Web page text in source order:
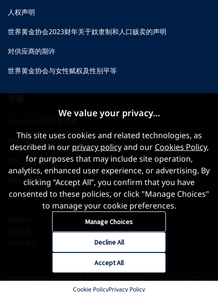
人权声明
世界黄金协会2023财年关于奴隶制和人口贩卖的声明
对供应商的期许
世界黄金协会与女性赋权及性别平等
网站Cookies
条款与条件
©2026 世界黄金协会 版权所有
We value your privacy...
This site uses cookies and related technologies, as
described in our privacy policyand our Cookies Policy,
for purposes that may include site operation,
analytics, enhanced user experience, or advertising. By
clicking “Accept All”, you confirm that you have
consented to these policies, or click "Manage Choices"
to manage your cookie preferences.
Manage Choices
Accept All
Decline All
Cookie PolicyPrivacy Policy